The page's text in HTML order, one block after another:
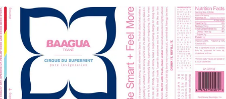
HARITASI
PRIVACY
POLICY